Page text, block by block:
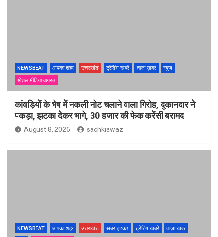
NEWSBEAT आपका शहर उत्तराखंड ट्रेंडिंग खबरें ताज़ा ख़बर
न्यूज़
सोशल मीडिया वायरल
कांवड़ियों के भेष में नकली नोट चलाने वाला गिरोह, दुकानदार ने
पकड़ा, झटका देकर भागे, 30 हजार की फेक करेंसी बरामद
August 8, 2026 sachkiawaz
NEWSBEAT आपका शहर उत्तराखंड खबर हटकर ट्रेंडिंग खबरें
ताज़ा ख़बर